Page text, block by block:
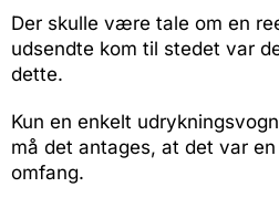
Der skulle være tale om en
udsendte kom til stedet var
dette.
Kun en enkelt
må det antages, at det var
omfang.